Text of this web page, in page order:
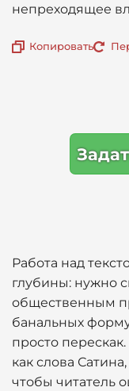
непреходящее
Копировать
Работа над
глубины: нужно
общественным
банальных
просто
как слова
чтобы читатель